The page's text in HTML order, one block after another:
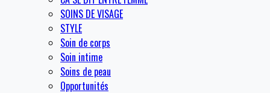
SOINS DE VISAGE
STYLE
Soin de corps
Soin intime
Soins de peau
Opportunités